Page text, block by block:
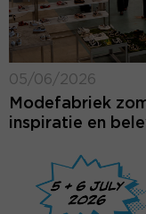
05/06/2026
Modefabriek
inspiratie en